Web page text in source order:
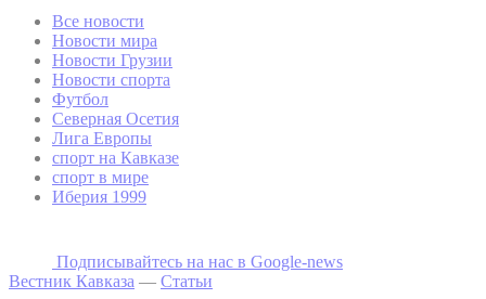
Все новости
Новости мира
Новости Грузии
Новости спорта
Футбол
Северная Осетия
Лига Европы
спорт на Кавказе
спорт в мире
Иберия 1999
Подписывайтесь на наc в Google-news
Вестник Кавказа — Статьи